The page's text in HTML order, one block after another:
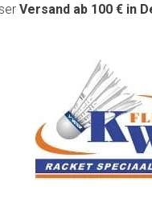
Versand ab 100 € in